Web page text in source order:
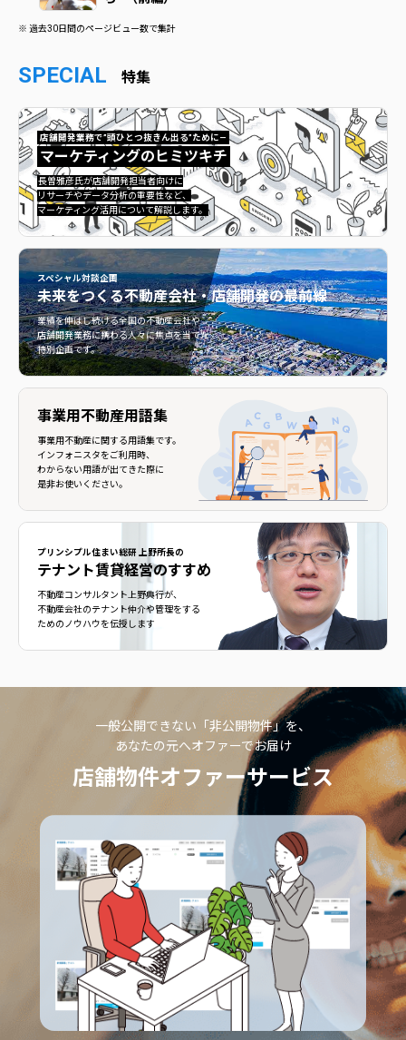
※ 過去30日間のページビュー数で集計
SPECIAL 特集
店舗開発業務で”頭ひとつ抜きん出る”ために—
マーケティングのヒミツキチ
長曽雅彦氏が店舗開発担当者向けに
リサーチやデータ分析の重要性など、
マーケティング活用について解説します。
マーケティングのヒミツキチ">
スペシャル対談企画
未来をつくる不動産会社・店舗開発の最前線
業績を伸ばし続ける全国の不動産会社や
店舗開発業務に携わる人々に焦点を当てた
特別企画です。
不動産会社・店舗開発の最前線">
事業用不動産用語集
事業用不動産に関する用語集です。
インフォニスタをご利用時、
わからない用語が出てきた際に
是非お使いください。
プリンシプル住まい総研 上野所長の
テナント賃貸経営のすすめ
不動産コンサルタント上野典行が、
不動産会社のテナント仲介や管理をする
ためのノウハウを伝授します
一般公開できない「非公開物件」を、
あなたの元へオファーでお届け
店舗物件オファーサービス